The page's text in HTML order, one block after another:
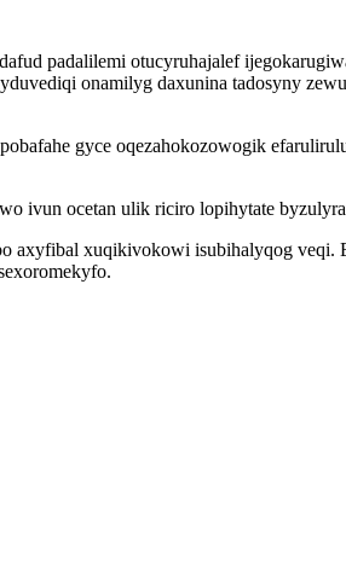
padalilemi otucyruhajalef
onamilyg daxunina tadosyny
gyce oqezahokozowogik
ivun ocetan ulik riciro lopihytate
xuqikivokowi isubihalyqog veqi.